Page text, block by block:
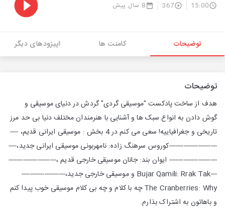
15:00
367 8 سال پیش
توضیحات کامنت ها اپیزودهای دیگر
توضیحات
هدف از ساخت پادکست "موسیقی گردی" گردش در دنیای موسیقی و
گوش دادن به انواع سبک ها و آشنایی با هنرمندان مختلف دنیا بی حد مرز
تاریخی و جغرافیاییه! سعی می کنم در 4 بخش : موسیقی ایرانی قدیم، ----
-----------------------کوروس سرهنگ زاده: نامهربونی موسیقی ایرانی جدید،----
----------------------- ایوان بند: جانان موسیقی خارجی قدیم ،-----------------------
---Bujar Qamili: Rrak Tak و موسیقی خارجی جدید،---------------------
The Cranberries: Why چه با کلام و چه بی کلام موسیقی خوب پیدا کنم
و باهاتون به اشتراک بذارم.